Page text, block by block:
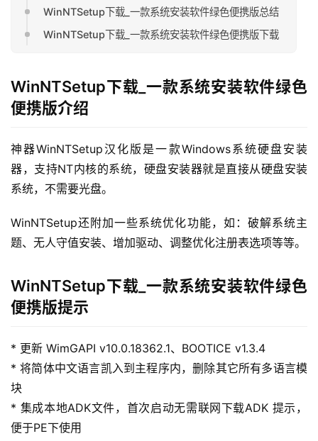
首
页
行
业
WinNTSetup下载_一款系统安装软件绿色便携版总结
WinNTSetup下载_一款系统安装软件绿色便携版下载
WinNTSetup下载_一款系统安装软件绿色
便携版介绍
神器WinNTSetup汉化版是一款Windows系统硬盘安装
器，支持NT内核的系统，硬盘安装器就是直接从硬盘安装
系统，不需要光盘。
WinNTSetup还附加一些系统优化功能，如：破解系统主
题、无人守值安装、增加驱动、调整优化注册表选项等等。
WinNTSetup下载_一款系统安装软件绿色
便携版提示
* 更新 WimGAPI v10.0.18362.1、BOOTICE v1.3.4
* 将简体中文语言凯入到主程序内，删除其它所有多语言模
块
* 集成本地ADK文件，首次启动无需联网下载ADK 提示，
便于PE下使用